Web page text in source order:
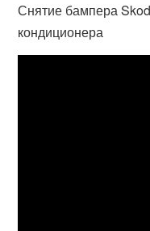
Снятие бампера
кондиционера